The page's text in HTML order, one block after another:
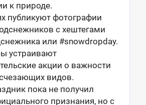
к природе.
публикуют фотографии
с хештегами
или #snowdropday.
устраивают
акции о важности
видов.
пока не получил
признания, но с